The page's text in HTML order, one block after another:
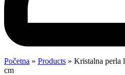
Početna » Products » Kristalna perla
cm